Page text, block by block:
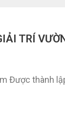
TRÍ
Được thành